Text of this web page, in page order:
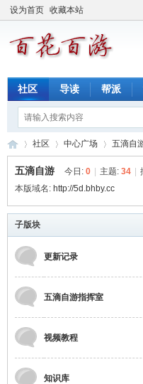
设为首页 收藏本站
社区 导读 帮派
百 »
社区
›
中心广场
›
五滴自
五滴自游 今日: 0 主题: 34
本版域名: http://5d.bhby.cc
子版块
更新记录
五滴自游指挥室
视频教程
知识库